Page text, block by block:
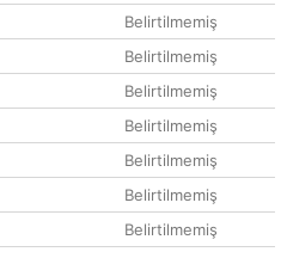
Belirtilmemiş
Belirtilmemiş
Belirtilmemiş
Belirtilmemiş
Belirtilmemiş
Belirtilmemiş
Belirtilmemiş